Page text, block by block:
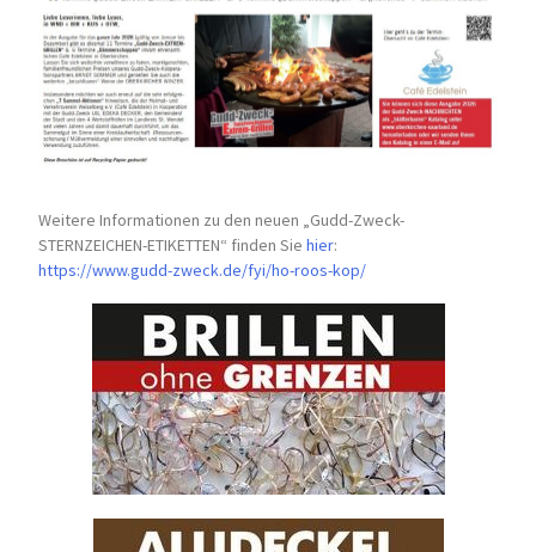
Weitere Informationen zu den neuen „Gudd-Zweck-
STERNZEICHEN-ETIKETTEN“ finden Siehier:
https://www.gudd-zweck.de/fyi/ho-roos-kop/